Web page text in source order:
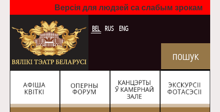
Версія для людзей са слабым зрокам
BEL RUS ENG